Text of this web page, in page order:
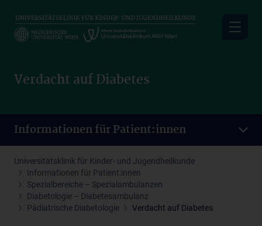
main
Verdacht auf Diabetes
Informationen für Patient:innen
Universitätsklinik für Kinder- und Jugendheilkunde
Informationen für Patient:innen
Spezialbereiche – Spezialambulanzen
Diabetologie – Diabetesambulanz
Pädiatrische Diabetologie
Verdacht auf Diabetes